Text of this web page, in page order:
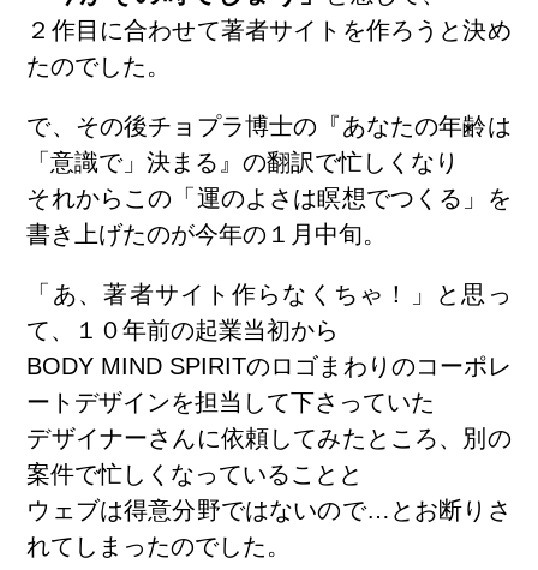
２作目に合わせて著者サイトを作ろうと決め
たのでした。
で、その後チョプラ博士の『あなたの年齢は
「意識で」決まる』の翻訳で忙しくなり
それからこの「運のよさは瞑想でつくる」を
書き上げたのが今年の１月中旬。
「あ、著者サイト作らなくちゃ！」と思っ
て、１０年前の起業当初から
BODY MIND SPIRITのロゴまわりのコーポレ
ートデザインを担当して下さっていた
デザイナーさんに依頼してみたところ、別の
案件で忙しくなっていることと
ウェブは得意分野ではないので…とお断りさ
れてしまったのでした。